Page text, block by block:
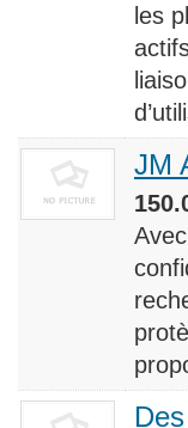
les
JM